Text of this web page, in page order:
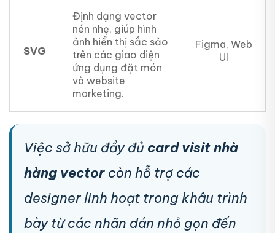
SVG
Định dạng vector
nén nhẹ, giúp hình
ảnh hiển thị sắc sảo
trên các giao diện
ứng dụng đặt món
và website
marketing.
Figma, Web
UI
Việc sở hữu đầy đủ card visit nhà
hàng vector còn hỗ trợ các
designer linh hoạt trong khâu trình
bày từ các nhãn dán nhỏ gọn đến